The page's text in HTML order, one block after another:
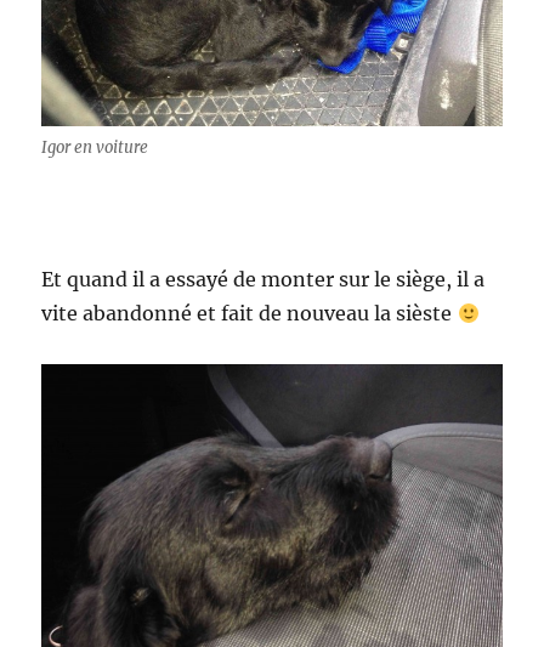
Igor en voiture
Et quand il a essayé de monter sur le siège, il a
vite abandonné et fait de nouveau la sièste